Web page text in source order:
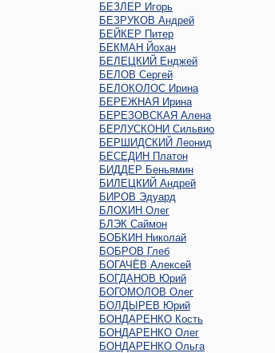
БЕЗЛЕР Игорь
БЕЗРУКОВ Андрей
БЕЙКЕР Питер
БЕКМАН Йохан
БЕЛЕЦКИЙ Енджей
БЕЛОВ Сергей
БЕЛОКОЛОС Ирина
БЕРЕЖНАЯ Ирина
БЕРЕЗОВСКАЯ Алена
БЕРЛУСКОНИ Сильвио
БЕРШИДСКИЙ Леонид
БЕСЕДИН Платон
БИДДЕР Беньямин
БИЛЕЦКИЙ Андрей
БИРОВ Эдуард
БЛОХИН Олег
БЛЭК Саймон
БОБКИН Николай
БОБРОВ Глеб
БОГАЧЁВ Алексей
БОГДАНОВ Юрий
БОГОМОЛОВ Олег
БОЛДЫРЕВ Юрий
БОНДАРЕНКО Кость
БОНДАРЕНКО Олег
БОНДАРЕНКО Ольга